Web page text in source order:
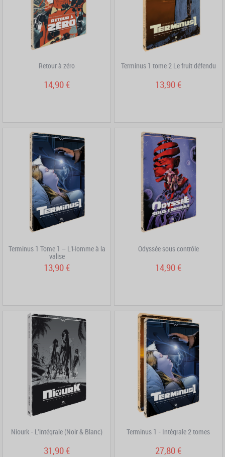
Retour à zéro
14,90 €
Terminus 1 tome 2 Le fruit défendu
13,90 €
Terminus 1 Tome 1 – L’Homme à la
valise
13,90 €
Odyssée sous contrôle
14,90 €
Niourk - L'intégrale (Noir & Blanc)
31,90 €
Terminus 1 - Intégrale 2 tomes
27,80 €